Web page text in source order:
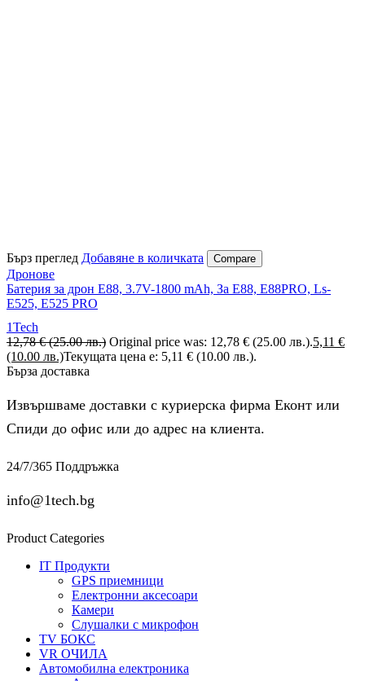
Бърз преглед Добавяне в количката Compare
Дронове
Батерия за дрон Е88, 3.7V-1800 mAh, За E88, E88PRO, Ls-
E525, E525 PRO
1Tech
12,78€ (25.00 лв.) Original price was: 12,78 € (25.00 лв.).5,11 €
(10.00 лв.)Текущата цена е: 5,11 € (10.00 лв.).
Бърза доставка
Извършваме доставки с куриерска фирма Еконт или
Спиди до офис или до адрес на клиента.
24/7/365 Поддръжка
info@1tech.bg
Product Categories
IT Продукти
GPS приемници
Електронни аксесоари
Камери
Слушалки с микрофон
TV БОКС
VR ОЧИЛА
Автомобилна електроника